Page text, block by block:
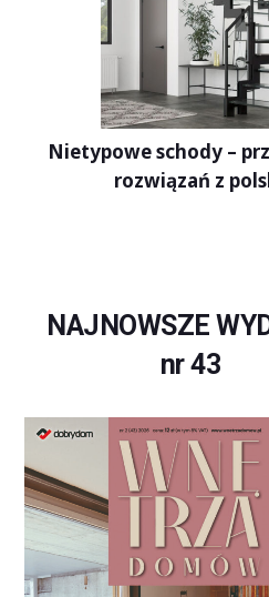
Nietypowe schody –
rozwiązań z
NAJNOWSZE
nr 43